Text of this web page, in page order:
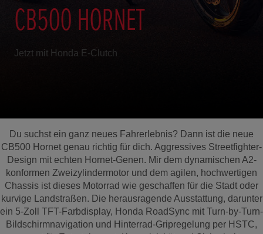
CB500 HORNET
Jetzt mit Honda E-Clutch
Du suchst ein ganz neues Fahrerlebnis? Dann ist die neue
CB500 Hornet genau richtig für dich. Aggressives Streetfighter-
Design mit echten Hornet-Genen. Mir dem dynamischen A2-
konformen Zweizylindermotor und dem agilen, hochwertigen
Chassis ist dieses Motorrad wie geschaffen für die Stadt oder
kurvige Landstraßen. Die herausragende Ausstattung, darunter
ein 5-Zoll TFT-Farbdisplay, Honda RoadSync mit Turn-by-Turn-
Bildschirmnavigation und Hinterrad-Gripregelung per HSTC,